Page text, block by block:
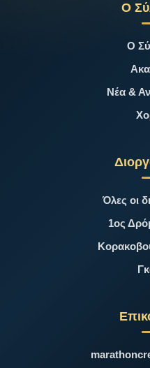
Ο
Ο
Νέα &
Όλες οι
1ος